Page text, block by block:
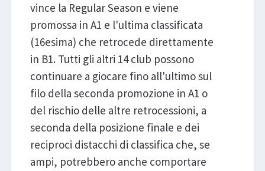
vince la Regular Season e viene
promossa in A1 e l'ultima classificata
(16esima) che retrocede direttamente
in B1. Tutti gli altri 14 club possono
continuare a giocare fino all'ultimo sul
filo della seconda promozione in A1 o
del rischio delle altre retrocessioni, a
seconda della posizione finale e dei
reciproci distacchi di classifica che, se
ampi, potrebbero anche comportare